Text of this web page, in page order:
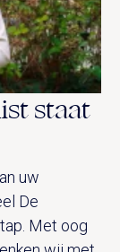
staat
uw
De
Met oog